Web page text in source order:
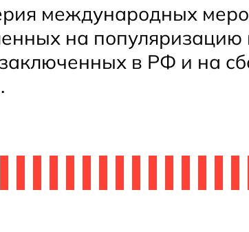
международных
на
в РФ и на